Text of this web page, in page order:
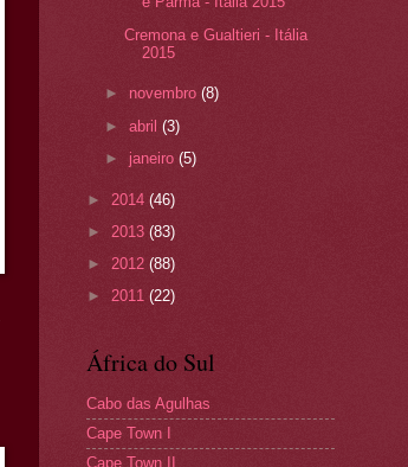
Cremona e Gualtieri - Itália
2015
► novembro(8)
►abril(3)
► janeiro(5)
► 2014 (46)
► 2013 (83)
► 2012 (88)
► 2011 (22)
África do Sul
Cabo das Agulhas
Cape Town I
Cape Town II